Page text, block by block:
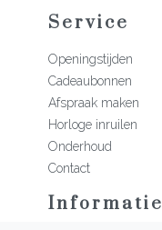
Service
Openingstijden
Cadeaubonnen
Afspraak maken
Horloge inruilen
Onderhoud
Contact
Informatie